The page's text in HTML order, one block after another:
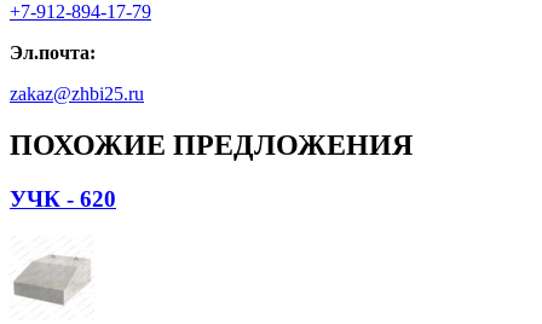
+7-912-894-17-79
Эл.почта:
zakaz@zhbi25.ru
ПОХОЖИЕ ПРЕДЛОЖЕНИЯ
УЧК - 620